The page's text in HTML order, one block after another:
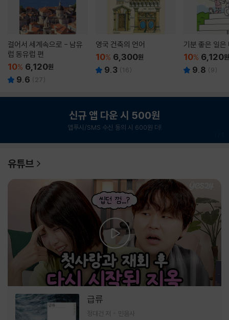
걸어서 세계속으로 - 남유
럽 동유럽 편
10% 6,120원
9.6 ( 27)
영국 건축의 언어
10% 6,300원
9.3 (16)
기분 좋은 일은
10% 6,120원
9.8 (9)
신규 앱 다운 시 500원
앱푸시/SMS 수신 동의 시 600원 더!
유튜브
급류
정대건 저 민음사